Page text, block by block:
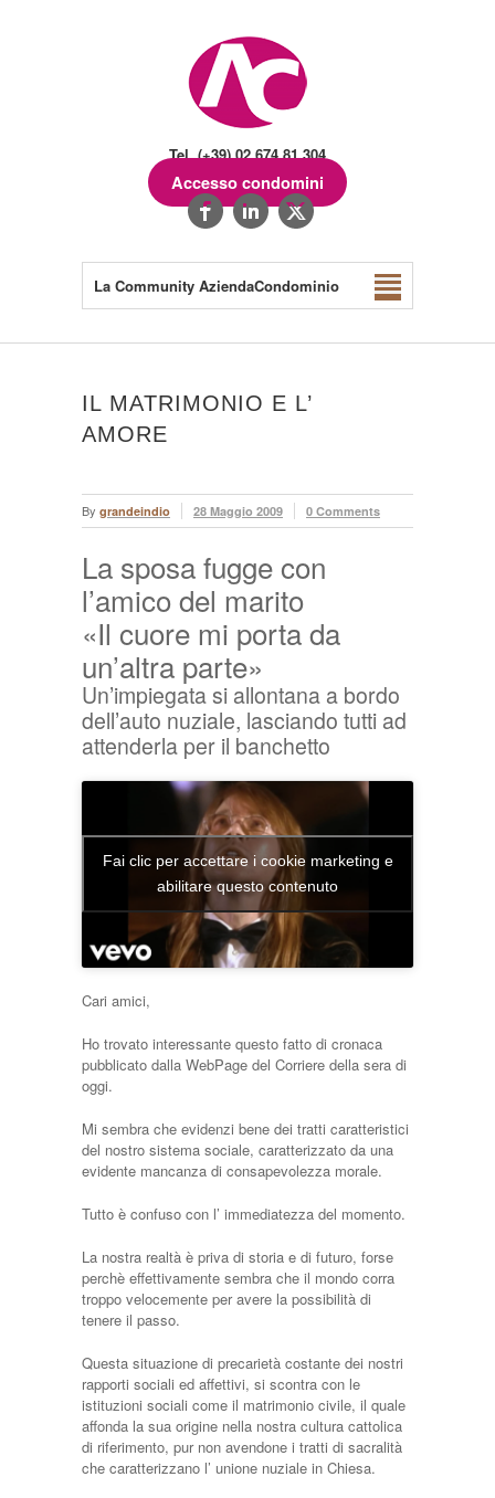
Tel. (+39) 02.674.81.304
Accesso condomini
La Community AziendaCondominio
IL MATRIMONIO E L’
AMORE
By grandeindio 28 Maggio 2009 0 Comments
La sposa fugge con
l’amico del marito
«Il cuore mi porta da
un’altra parte»
Un’impiegata si allontana a bordo
dell’auto nuziale, lasciando tutti ad
attenderla per il banchetto
Fai clic per accettare i cookie marketing e
abilitare questo contenuto
Cari amici,
Ho trovato interessante questo fatto di cronaca
pubblicato dalla WebPage del Corriere della sera di
oggi.
Mi sembra che evidenzi bene dei tratti caratteristici
del nostro sistema sociale, caratterizzato da una
evidente mancanza di consapevolezza morale.
Tutto è confuso con l’ immediatezza del momento.
La nostra realtà è priva di storia e di futuro, forse
perchè effettivamente sembra che il mondo corra
troppo velocemente per avere la possibilità di
tenere il passo.
Questa situazione di precarietà costante dei nostri
rapporti sociali ed affettivi, si scontra con le
istituzioni sociali come il matrimonio civile, il quale
affonda la sua origine nella nostra cultura cattolica
di riferimento, pur non avendone i tratti di sacralità
che caratterizzano l’ unione nuziale in Chiesa.